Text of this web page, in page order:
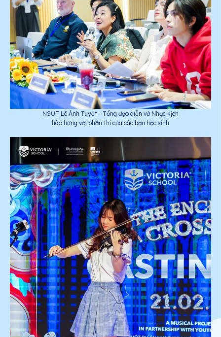
NSƯT Lê Ánh Tuyết - Tổng đạo diễn vở Nhạc kịch
hào hứng với phần thi của các bạn học sinh